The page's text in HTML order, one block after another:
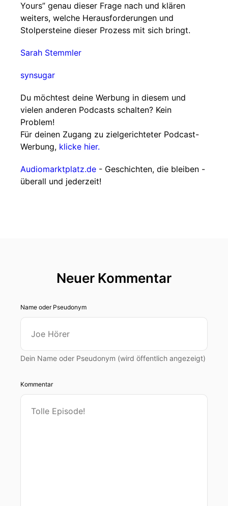
Yours” genau dieser Frage nach und klären
weiters, welche Herausforderungen und
Stolpersteine dieser Prozess mit sich bringt.
Sarah Stemmler
synsugar
Du möchtest deine Werbung in diesem und
vielen anderen Podcasts schalten? Kein
Problem!
Für deinen Zugang zu zielgerichteter Podcast-
Werbung, klicke hier.
Audiomarktplatz.de - Geschichten, die bleiben -
überall und jederzeit!
Neuer Kommentar
Name oder Pseudonym
Dein Name oder Pseudonym (wird öffentlich angezeigt)
Kommentar